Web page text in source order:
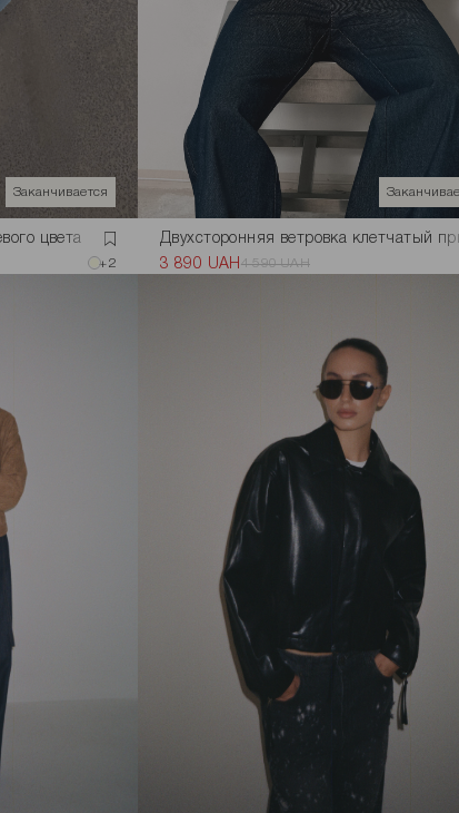
Заканчивается
цвета
+2
Двухсторонняя ветровка клетчатый
3 890 UAH 4 590 UAH